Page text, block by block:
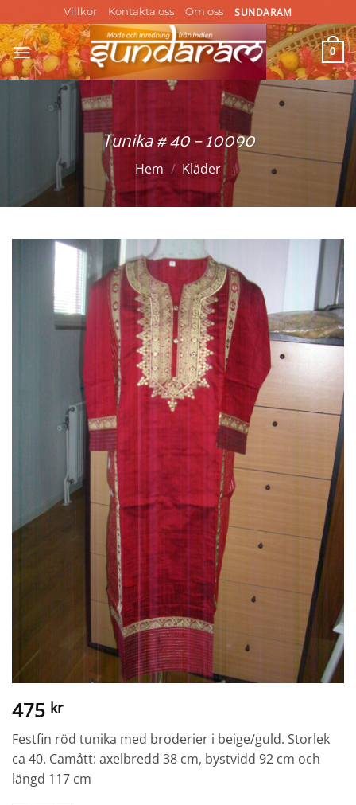
to
content
Villkor Kontakta oss Om oss SUNDARAM
0
Tunika # 40 – 10090
Hem / Kläder
475 kr
Festfin röd tunika med broderier i beige/guld. Storlek
ca 40. Camått: axelbredd 38 cm, bystvidd 92 cm och
längd 117 cm